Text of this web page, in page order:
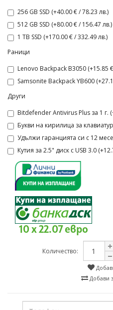
256 GB SSD (+40.00 € / 78.23 лв.)
512 GB SSD (+80.00 € / 156.47 лв.)
1 TB SSD (+170.00 € / 332.49 лв.)
Раници
Lenovo Backpack B3050 (+15.85
Samsonite Backpack YB600
Други
Bitdefender Antivirus Plus за 1 г.
Букви на кирилица за
Удължи гаранцията си с 12
Кутия за 2.5" диск с USB 3.0
10 x 22.07 евро
Количество:
Добави